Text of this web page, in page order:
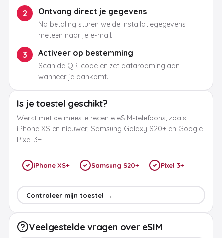
2 Ontvang direct je gegevens
Na betaling sturen we de installatiegegevens
meteen naar je e-mail.
3 Activeer op bestemming
Scan de QR-code en zet dataroaming aan
wanneer je aankomt.
Is je toestel geschikt?
Werkt met de meeste recente eSIM-telefoons, zoals
iPhone XS en nieuwer, Samsung Galaxy S20+ en Google
Pixel 3+.
iPhone XS+ Samsung S20+ Pixel 3+
Controleer mijn toestel →
Veelgestelde vragen over eSIM